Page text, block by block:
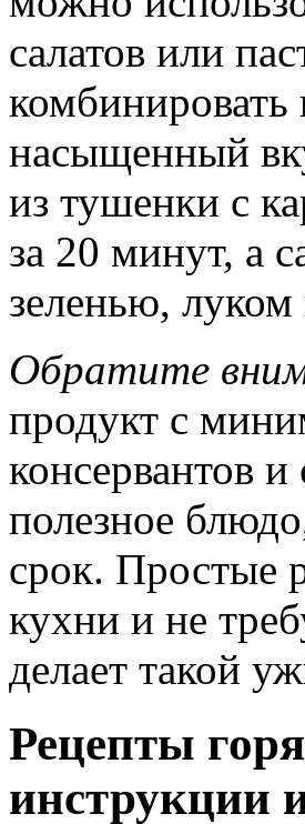
салатов или
насыщенный
из тушенки с
за 20 минут, а
зеленью, луком
Обратите
продукт с
консервантов
полезное
срок. Простые
кухни и не
делает такой
Рецепты
инструкции